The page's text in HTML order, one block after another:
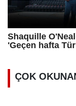
Shaquille
'Geçen hafta
ÇOK